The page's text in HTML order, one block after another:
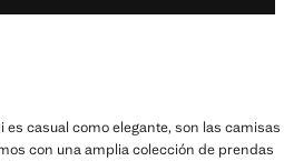
es casual como elegante, son las camisas
con una amplia colección de prendas